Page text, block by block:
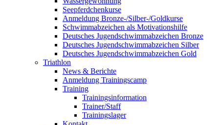
Seepferdchenkurse
Anmeldung Bronze-/Silber-/Goldkurse
Schwimmabzeichen als Motivationshilfe
Deutsches Jugendschwimmabzeichen Bronze
Deutsches Jugendschwimmabzeichen Silber
Deutsches Jugendschwimmabzeichen Gold
Triathlon
News & Berichte
Anmeldung Trainingscamp
Training
Trainingsinformation
Trainer/Staff
Trainingslager